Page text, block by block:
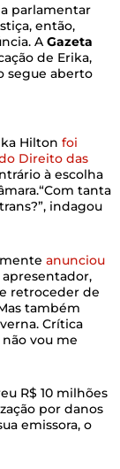
parlamentar
então,
A Gazeta
de Erika,
segue aberto
Hilton foi
Direito das
à escolha
tanta
indagou
anunciou
retroceder de
também
Crítica
vou me
R$ 10 milhões
por danos
emissora, o